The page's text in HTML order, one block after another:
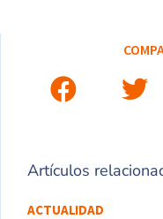
Artículos
ACTUALIDAD